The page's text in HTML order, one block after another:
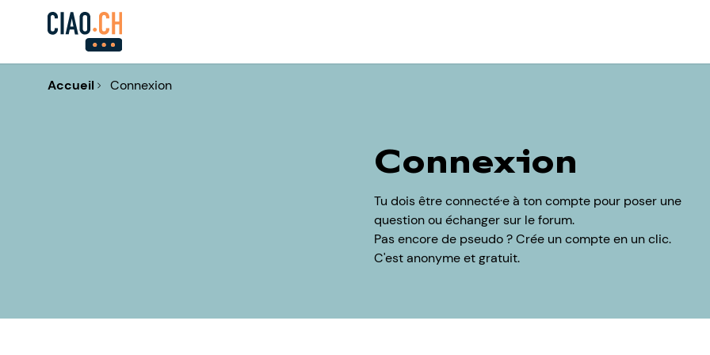
Accueil Connexion
Connexion
Tu dois être connecté·e à ton compte pour poser une
question ou échanger sur le forum.
Pas encore de pseudo ? Crée un compte en un clic.
C'est anonyme et gratuit.